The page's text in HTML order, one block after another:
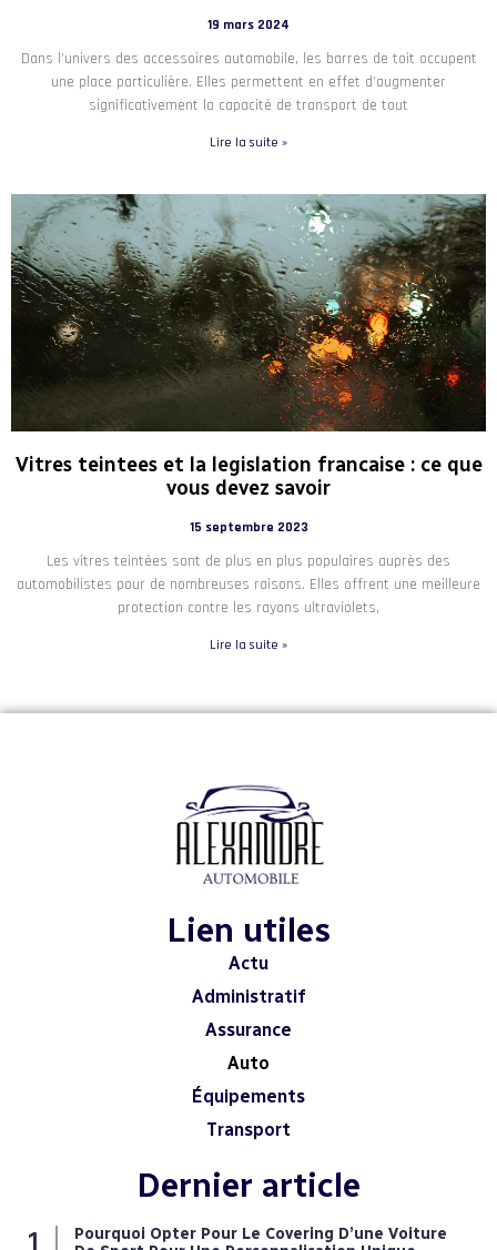
19 mars 2024
Dans l’univers des accessoires automobile, les barres de toit occupent
une place particulière. Elles permettent en effet d’augmenter
significativement la capacité de transport de tout
Lire la suite »
Vitres teintees et la legislation francaise : ce que
vous devez savoir
15 septembre 2023
Les vitres teintées sont de plus en plus populaires auprès des
automobilistes pour de nombreuses raisons. Elles offrent une meilleure
protection contre les rayons ultraviolets,
Lire la suite »
Lien utiles
Actu
Administratif
Assurance
Auto
Équipements
Transport
Dernier article
Pourquoi Opter Pour Le Covering D’une Voiture